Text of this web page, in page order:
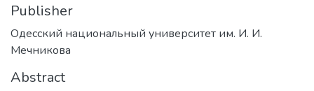
Publisher
Одесский национальный университет им. И. И.
Мечникова
Abstract